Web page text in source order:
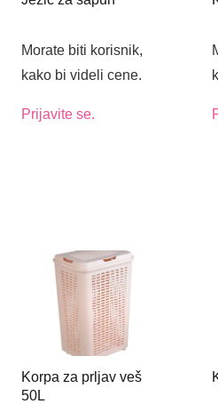
Morate biti korisnik,
kako bi videli cene.
Prijavite se.
Korpa za prljav veš
50L